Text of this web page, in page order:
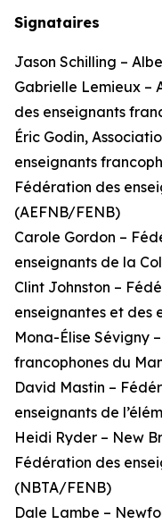
Signataires
Jason Schilling –
Gabrielle Lemieux –
des enseignants
Éric Godin,
enseignants
Fédération des
(AEFNB/FENB)
Carole Gordon –
enseignants de la
Clint Johnston –
enseignantes et des
Mona-Élise Sévigny
francophones du
David Mastin –
enseignants de
Heidi Ryder – New
Fédération des
(NBTA/FENB)
Dale Lambe –